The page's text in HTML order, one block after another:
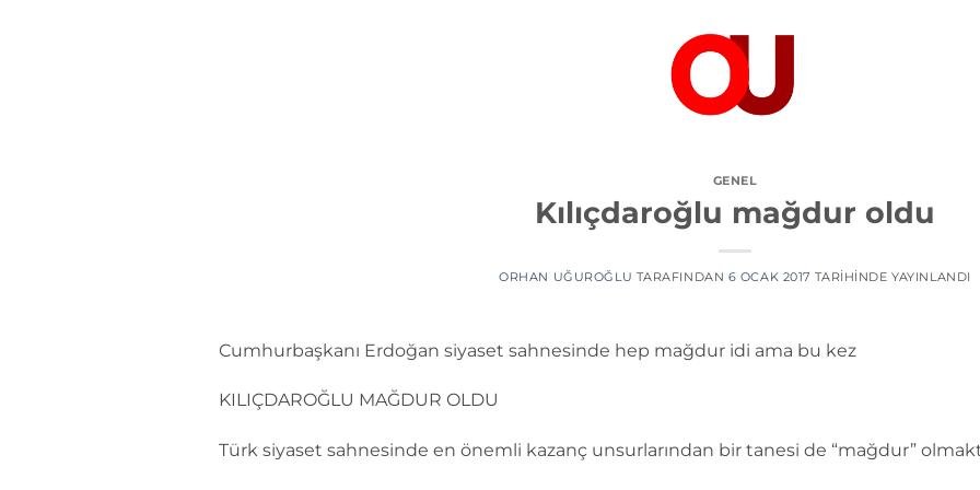
GENEL
Kılıçdaroğlu mağdur oldu
ORHAN UĞUROĞLU TARAFINDAN 6 OCAK 2017 TARIHINDE YAYINLANDI
Cumhurbaşkanı Erdoğan siyaset sahnesinde hep mağdur idi ama bu kez
KILIÇDAROĞLU MAĞDUR OLDU
Türk siyaset sahnesinde en önemli kazanç unsurlarından bir tanesi de “mağdur”